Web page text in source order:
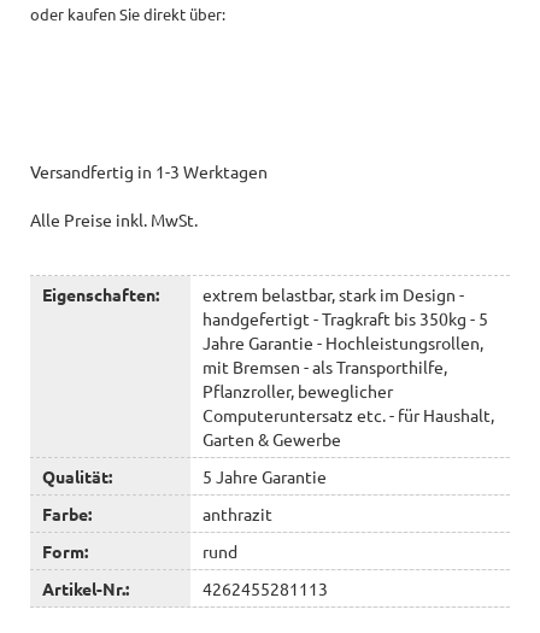
oder kaufen Sie direkt über:
Versandfertig in 1-3 Werktagen
Alle Preise inkl. MwSt.
Eigenschaften:
extrem belastbar, stark im Design -
handgefertigt - Tragkraft bis 350kg - 5
Jahre Garantie - Hochleistungsrollen,
mit Bremsen - als Transporthilfe,
Pflanzroller, beweglicher
Computeruntersatz etc. - für Haushalt,
Garten & Gewerbe
Qualität:
5 Jahre Garantie
Farbe:
anthrazit
Form:
rund
Artikel-Nr.:
4262455281113